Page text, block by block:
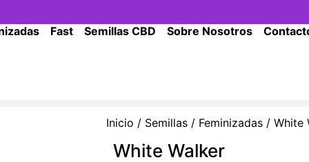
Fast Semillas CBD Sobre Nosotros
Inicio / Semillas/ Feminizadas/ White
White Walker